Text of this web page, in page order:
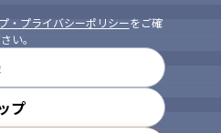
・プライバシーポリシーをご確
い。
プ